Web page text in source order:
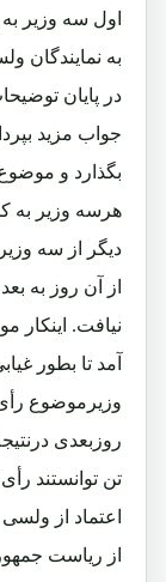
اول سه وزیر
به نمایندگان
در پایان
جواب مزید
بگذارد و
هرسه وزیر به
دیگر از سه
از آن روز به
نیافت. اینکار
آمد تا بطور
وزیرموضوع رأی
اعتماد از
از ریاست